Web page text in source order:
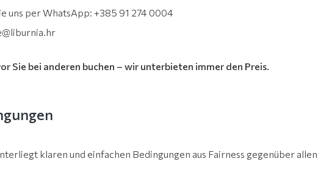
uns per WhatsApp: +385 91 274 0004
Sie bei anderen buchen – wir unterbieten immer den Preis.
klaren und einfachen Bedingungen aus Fairness gegenüber allen